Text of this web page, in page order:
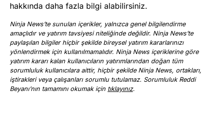
hakkında daha fazla bilgi alabilirsiniz.
Ninja News’te sunulan içerikler, yalnızca genel bilgilendirme
amaçlıdır ve yatırım tavsiyesi niteliğinde değildir. Ninja News’te
paylaşılan bilgiler hiçbir şekilde bireysel yatırım kararlarınızı
yönlendirmek için kullanılmamalıdır. Ninja News içeriklerine göre
yatırım kararı kalan kullanıcıların yatırımlarından doğan tüm
sorumluluk kullanıcılara aittir, hiçbir şekilde Ninja News, ortakları,
iştirakleri veya çalışanları sorumlu tutulamaz. Sorumluluk Reddi
Beyanı’nın tamamını okumak için tıklayınız.